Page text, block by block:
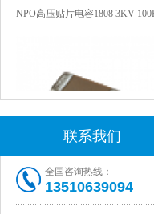
联系我们
全国咨询热线：
13510639094